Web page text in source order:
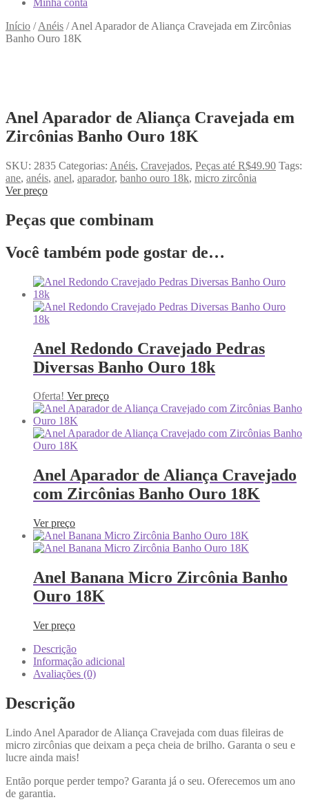
Minha conta
Início /Anéis /Anel Aparador de Aliança Cravejada em Zircônias
Banho Ouro 18K
Anel Aparador de Aliança Cravejada em
Zircônias Banho Ouro 18K
SKU: 2835 Categorias: Anéis, Cravejados, Peças até R$49.90 Tags:
ane, anéis, anel, aparador, banho ouro 18k, micro zircônia
Ver preço
Peças que combinam
Você também pode gostar de…
Anel Redondo Cravejado Pedras
Diversas Banho Ouro 18k
Oferta! Ver preço
Anel Aparador de Aliança Cravejado
com Zircônias Banho Ouro 18K
Ver preço
Anel Banana Micro Zircônia Banho
Ouro 18K
Ver preço
Descrição
Informação adicional
Avaliações (0)
Descrição
Lindo Anel Aparador de Aliança Cravejada com duas fileiras de
micro zircônias que deixam a peça cheia de brilho. Garanta o seu e
lucre ainda mais!
Então porque perder tempo? Garanta já o seu. Oferecemos um ano
de garantia.